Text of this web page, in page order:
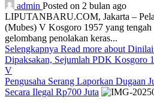
admin Posted on 2 bulan ago
LIPUTANBARU.COM, Jakarta –
(Mubes) V Kosgoro 1957 yang tengah
gelombang penolakan keras...
Selengkapnya Read more about
Dipaksakan, Sejumlah PDK Kosgoro
V
Pengusaha Serang Laporkan Dugaan
Secara Ilegal Rp700 Juta